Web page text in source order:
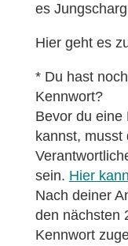
es
Hier geht es
* Du hast
Kennwort?
Bevor du eine
kannst, musst
sein. Hier
Nach deiner
den nächsten
Kennwort